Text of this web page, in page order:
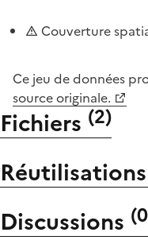
Couverture
Ce jeu de données
source originale.
Fichiers (2)
Discussions (0